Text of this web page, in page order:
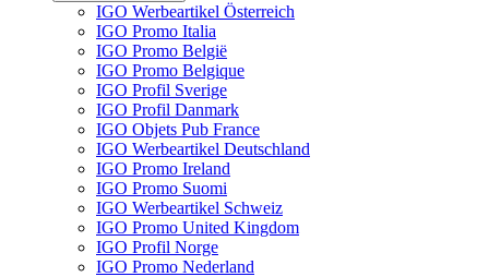
IGO Werbeartikel Österreich
IGO Promo Italia
IGO Promo België
IGO Promo Belgique
IGO Profil Sverige
IGO Profil Danmark
IGO Objets Pub France
IGO Werbeartikel Deutschland
IGO Promo Ireland
IGO Promo Suomi
IGO Werbeartikel Schweiz
IGO Promo United Kingdom
IGO Profil Norge
IGO Promo Nederland